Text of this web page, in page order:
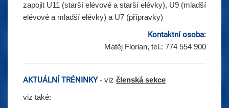
zapojit U11 (starší elévové a starší elévky), U9 (mladší
elévové a mladší elévky) a U7 (přípravky)
Kontaktní osoba:
Matěj Florian, tel.: 774 554 900
AKTUÁLNÍ TRÉNINKY- viz členská sekce
viz také: